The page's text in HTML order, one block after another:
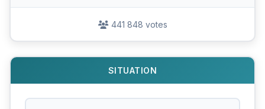
441 848 votes
SITUATION